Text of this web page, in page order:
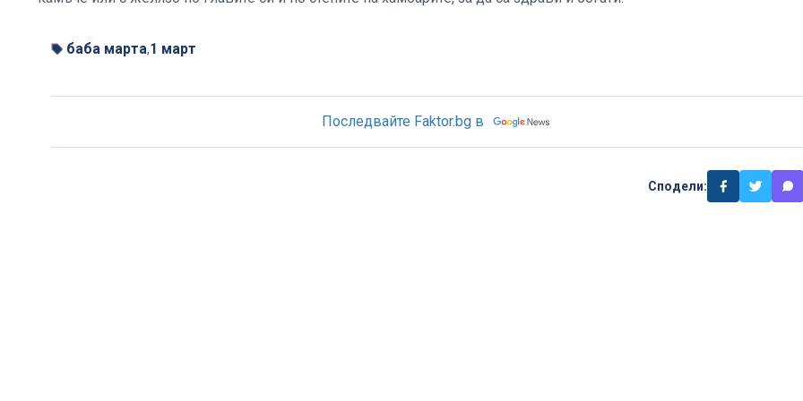
баба марта,1 март
Последвайте Faktor.bg в
Сподели: